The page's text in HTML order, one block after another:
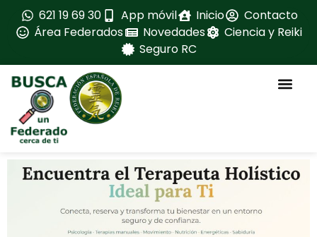
621 19 69 30 App móvil Inicio
Contacto
Área Federados
Novedades
Ciencia y Reiki
Seguro RC